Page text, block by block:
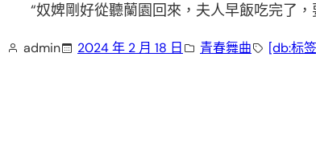
“奴婢剛好從聽蘭園回來，夫人早飯吃完了
admin 2024 年 2 月 18 日 青春舞曲 [db:标